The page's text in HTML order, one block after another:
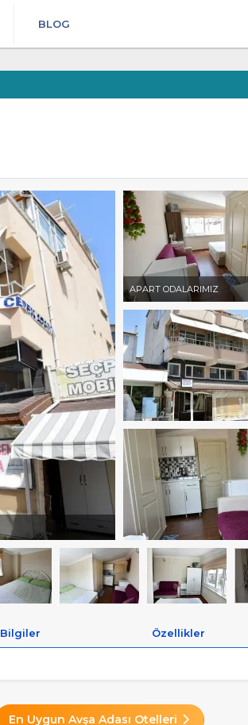
BLOG
APART ODALARIMIZ
Bilgiler Özellikler
En Uygun Avşa Adası Otelleri